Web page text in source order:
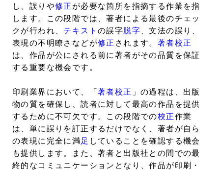
し、誤りや修正 が必要な箇所を指摘する作業を指
します。この段階では、著者による最後のチェッ
クが行われ、 テキストの誤字脱字 、文法の誤り、
表現の不明瞭さなどが修正 されます。 著者校正
は、作品が公にされる前に著者がその品質を保証
する重要な機会です。
印刷業界において、「 著者校正 」の過程は、出版
物の質を確保し、読者に対して最高の作品を提供
するために不可欠です。この段階での校正作業
は、単に誤りを訂正するだけでなく、著者が自ら
の表現に完全に満足 していることを確認する機会
も提供します。また、著者と出版社との間での最
終的なコミュニケーションとなり、作品が印刷・